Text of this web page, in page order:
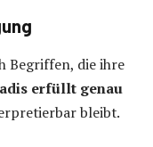
Begriffen, die ihre
s erfüllt genau
bleibt.